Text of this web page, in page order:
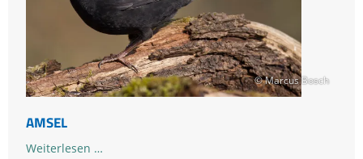
© Marcus Bosch
AMSEL
Weiterlesen …Amsel